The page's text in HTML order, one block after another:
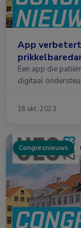
App
Een app die
digitaal
18 okt. 2023
Congresnieuws